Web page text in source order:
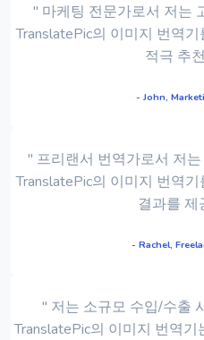
" 마케팅 전문가로서 저는
TranslatePic의 이미지 번역
적극 추
- John,
" 프리랜서 번역가로서 저
TranslatePic의 이미지 번역
결과를 제
- Rachel,
" 저는 소규모 수입/수출
TranslatePic의 이미지 번역